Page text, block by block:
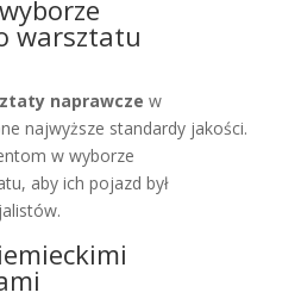
warsztatu
naprawcze w
najwyższe standardy jakości.
w wyborze
aby ich pojazd był